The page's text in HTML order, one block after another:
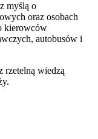
myślą o
oraz osobach
kierowców
autobusów i
rzetelną wiedzą